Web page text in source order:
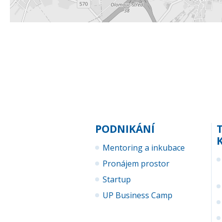
PODNIKÁNÍ
Mentoring a inkubace
Pronájem prostor
Startup
UP Business Camp